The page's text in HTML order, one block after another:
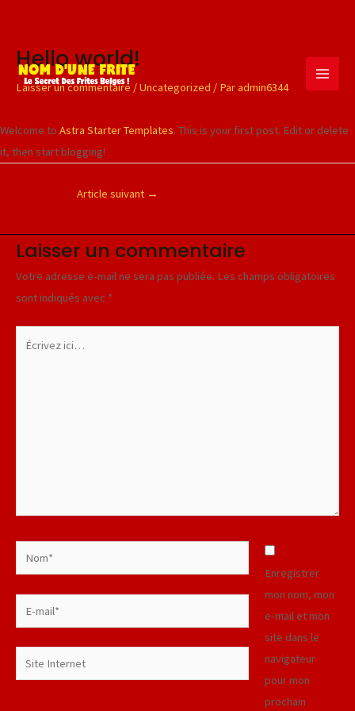
AllerHello world!
Laisser un commentaire /Uncategorized / Paradmin6344
Welcome to Astra Starter Templates. This is your first post. Edit or delete
it, then start blogging!
Navigation
Article suivant →
Laisser un commentaire
Votre adresse e-mail ne sera pas publiée. Les champs obligatoires
sont indiqués avec *
mail*
Site
Internet
Enregistrer
mon nom, mon
e-mail et mon
site dans le
navigateur
pour mon
prochain